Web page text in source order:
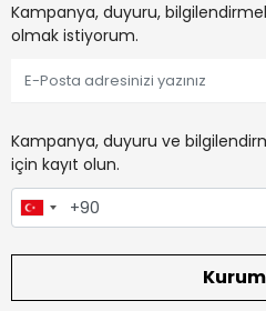
Kampanya, duyuru,
olmak istiyorum.
Kampanya, duyuru ve
için kayıt olun.